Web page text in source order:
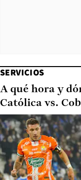
SERVICIOS
A qué hora y
Católica vs.